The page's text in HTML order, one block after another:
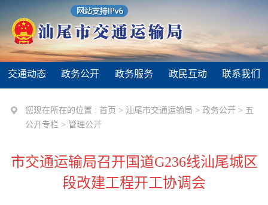
交通动态 政务公开 政务服务 政民互动 联系我们
您现在所在的位置 : 首页 > 汕尾市交通运输局 >政务公开 > 五
公开专栏 > 管理公开
市交通运输局召开国道G236线汕尾城区
段改建工程开工协调会